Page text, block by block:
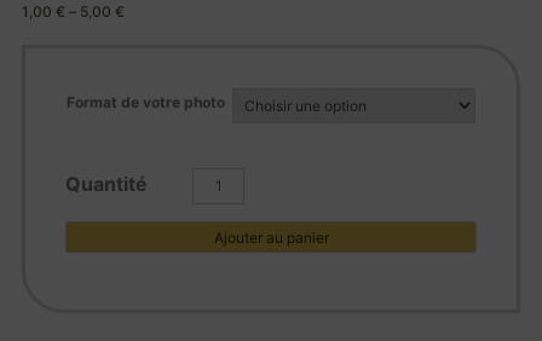
1,00 € – 5,00 €
Format de votre photo
quantité
DSC_4741
Ajouter au panier